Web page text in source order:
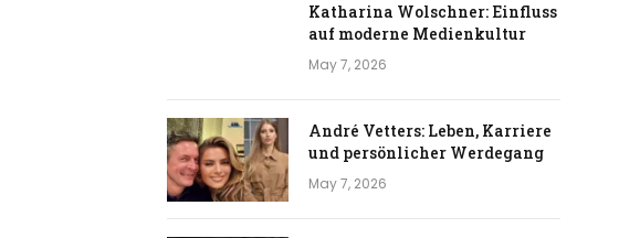
Katharina Wolschner: Einfluss
auf moderne Medienkultur
May 7, 2026
André Vetters: Leben, Karriere
und persönlicher Werdegang
May 7, 2026